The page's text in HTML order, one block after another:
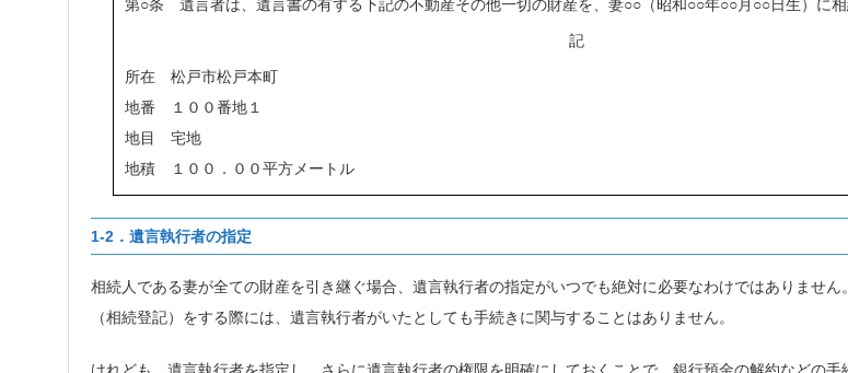
第○条 遺言者は、 遺言書の有する下記の不動産その他一切の財産を 、妻○○（昭和○○年○○月○○日生）に相
記
所在 松戸市松戸本町
地番 １００番地１
地目 宅地
地積 １００．００平方メートル
1-2．遺言執行者の指定
相続人である妻が全ての財産を引き継ぐ場合、遺言執行者の指定がいつでも絶対に必要なわけではありませ
（相続登記）をする際には、遺言執行者がいたとしても手続きに関与することはありません。